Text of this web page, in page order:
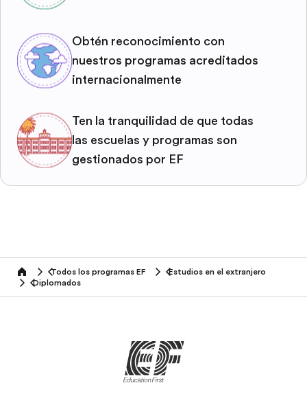
Obtén reconocimiento con
nuestros programas acreditados
internacionalmente
Ten la tranquilidad de que todas
las escuelas y programas son
gestionados por EF
home Todos los programas EF
Estudios en el extranjero
Diplomados